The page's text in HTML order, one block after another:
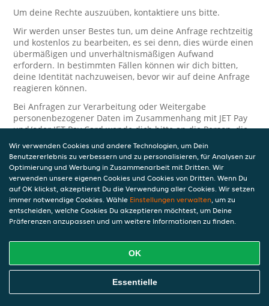
Um deine Rechte auszuüben, kontaktiere uns bitte.
Wir werden unser Bestes tun, um deine Anfrage rechtzeitig
und kostenlos zu bearbeiten, es sei denn, dies würde einen
übermäßigen und unverhältnismäßigen Aufwand
erfordern. In bestimmten Fällen können wir dich bitten,
deine Identität nachzuweisen, bevor wir auf deine Anfrage
reagieren können.
Bei Anfragen zur Verarbeitung oder Weitergabe
personenbezogener Daten im Zusammenhang mit JET Pay
und/oder JET Pay Card wende dich bitte an die Person, die
dir das JET Pay-Guthaben gewährt (das kann dein
Arbeitgeber, Geschäftspartner usw. sein). Dies ist
erforderlich, da JET und die Person, die dir das Guthaben
gewährt, eine separate Verantwortung für die Verarbeitung
und den Schutz deiner personenbezogenen Daten haben.
Solltest du weitere Fragen oder Beschwerden in Bezug auf
die Verarbeitung deiner personenbezogenen Daten haben,
kontaktieren wir dich gerne. Wir würden uns auch über
Tipps oder Vorschläge zur Verbesserung unserer Erklärung
Sicherheit
Wir verwenden Cookies und andere Technologien, um Dein
Benutzererlebnis zu verbessern und zu personalisieren, für Analysen zur
Optimierung und Werbung in Zusammenarbeit mit Dritten. Wir
verwenden unsere eigenen Cookies und Cookies von Dritten. Wenn Du
auf OK klickst, akzeptierst Du die Verwendung aller Cookies. Wir setzen
immer notwendige Cookies. Wähle Einstellungen verwalten, um zu
entscheiden, welche Cookies Du akzeptieren möchtest, um Deine
Präferenzen anzupassen und um weitere Informationen zu finden.
OK
Essentielle